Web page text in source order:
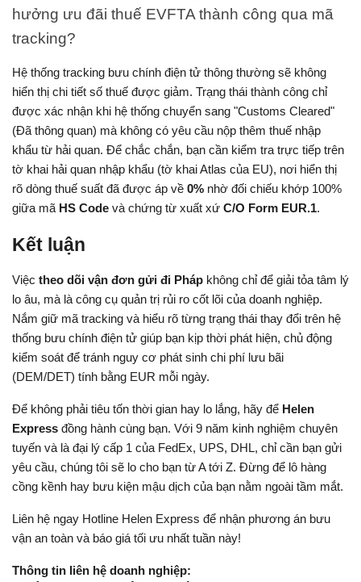
hưởng ưu đãi thuế EVFTA thành công qua mã
tracking?
Hệ thống tracking bưu chính điện tử thông thường sẽ không
hiển thị chi tiết số thuế được giảm. Trạng thái thành công chỉ
được xác nhận khi hệ thống chuyển sang "Customs Cleared"
(Đã thông quan) mà không có yêu cầu nộp thêm thuế nhập
khẩu từ hải quan. Để chắc chắn, bạn cần kiểm tra trực tiếp trên
tờ khai hải quan nhập khẩu (tờ khai Atlas của EU), nơi hiển thị
rõ dòng thuế suất đã được áp về 0% nhờ đối chiếu khớp 100%
giữa mã HS Code và chứng từ xuất xứ C/O Form EUR.1.
Kết luận
Việc theo dõi vận đơn gửi đi Pháp không chỉ để giải tỏa tâm lý
lo âu, mà là công cụ quản trị rủi ro cốt lõi của doanh nghiệp.
Nắm giữ mã tracking và hiểu rõ từng trạng thái thay đổi trên hệ
thống bưu chính điện tử giúp bạn kịp thời phát hiện, chủ động
kiểm soát để tránh nguy cơ phát sinh chi phí lưu bãi
(DEM/DET) tính bằng EUR mỗi ngày.
Để không phải tiêu tốn thời gian hay lo lắng, hãy để Helen
Express đồng hành cùng bạn. Với 9 năm kinh nghiệm chuyên
tuyến và là đại lý cấp 1 của FedEx, UPS, DHL, chỉ cần bạn gửi
yêu cầu, chúng tôi sẽ lo cho bạn từ A tới Z. Đừng để lô hàng
cồng kềnh hay bưu kiện mậu dịch của bạn nằm ngoài tầm mắt.
Liên hệ ngay Hotline Helen Express để nhận phương án bưu
vận an toàn và báo giá tối ưu nhất tuần này!
Thông tin liên hệ doanh nghiệp: